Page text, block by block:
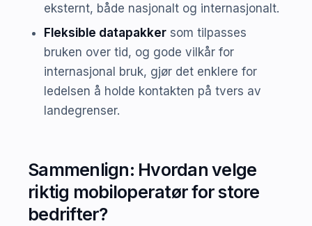
eksternt, både nasjonalt og internasjonalt.
Fleksible datapakkersom tilpasses
bruken over tid, og gode vilkår for
internasjonal bruk, gjør det enklere for
ledelsen å holde kontakten på tvers av
landegrenser.
Sammenlign: Hvordan velge
riktig mobiloperatør for store
bedrifter?